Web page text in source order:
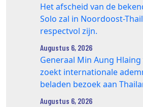
Het afscheid van de
Solo zal in Noordoost-
respectvol zijn.
Augustus 6, 2026
Generaal Min Aung
zoekt internationale
beladen bezoek aan
Augustus 6, 2026